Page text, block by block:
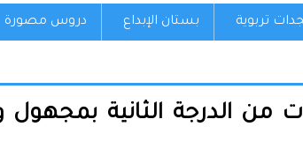
تربوية بستان الإبداع دروس مصورة
من الدرجة الثانية